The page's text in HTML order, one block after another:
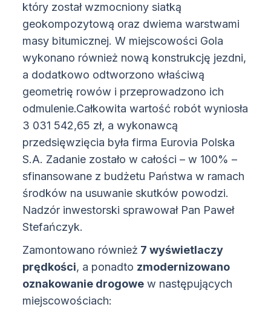
który został wzmocniony siatką
geokompozytową oraz dwiema warstwami
masy bitumicznej. W miejscowości Gola
wykonano również nową konstrukcję jezdni,
a dodatkowo odtworzono właściwą
geometrię rowów i przeprowadzono ich
odmulenie.Całkowita wartość robót wyniosła
3 031 542,65 zł, a wykonawcą
przedsięwzięcia była firma Eurovia Polska
S.A. Zadanie zostało w całości – w 100% –
sfinansowane z budżetu Państwa w ramach
środków na usuwanie skutków powodzi.
Nadzór inwestorski sprawował Pan Paweł
Stefańczyk.
Zamontowano również 7 wyświetlaczy
prędkości, a ponadto zmodernizowano
oznakowanie drogowe w następujących
miejscowościach: